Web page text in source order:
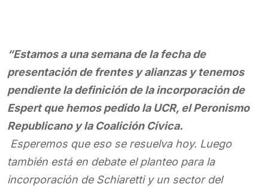
“Estamos a una semana de la fecha de
presentación de frentes y alianzas y tenemos
pendiente la definición de la incorporación de
Espert que hemos pedido la UCR, el Peronismo
Republicano y la Coalición Cívica.
Esperemos que eso se resuelva hoy. Luego
también está en debate el planteo para la
incorporación de Schiaretti y un sector del